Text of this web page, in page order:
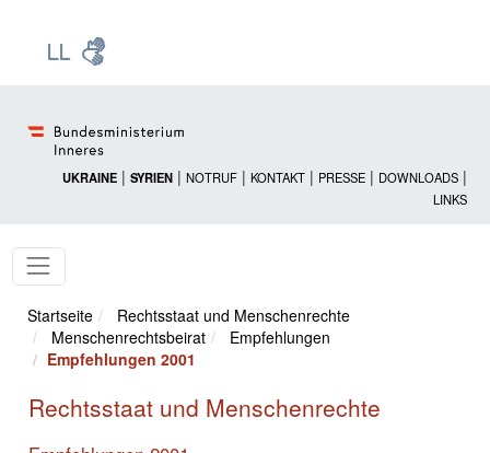
UKRAINE | SYRIEN | NOTRUF | KONTAKT | PRESSE | DOWNLOADS |
LINKS
Startseite
Rechtsstaat und Menschenrechte
Menschenrechtsbeirat
Empfehlungen
Empfehlungen 2001
Rechtsstaat und Menschenrechte